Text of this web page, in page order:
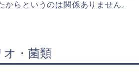
からというのは関係ありません。
オ・菌類